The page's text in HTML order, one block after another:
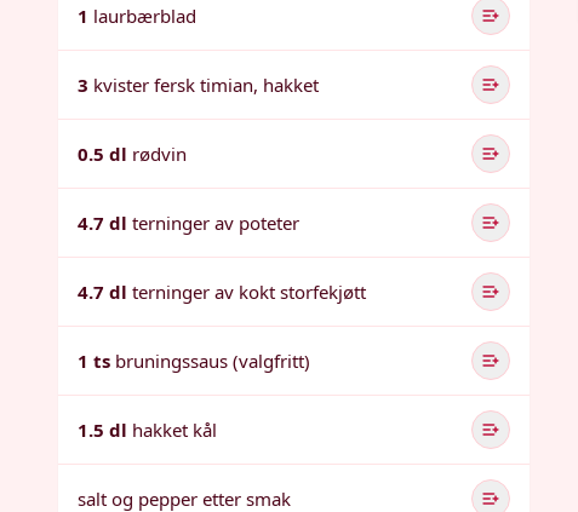
1 laurbærblad
3 kvister fersk timian, hakket
0.5 dl rødvin
4.7 dl terninger av poteter
4.7 dl terninger av kokt storfekjøtt
1 ts bruningssaus (valgfritt)
1.5 dl hakket kål
salt og pepper etter smak